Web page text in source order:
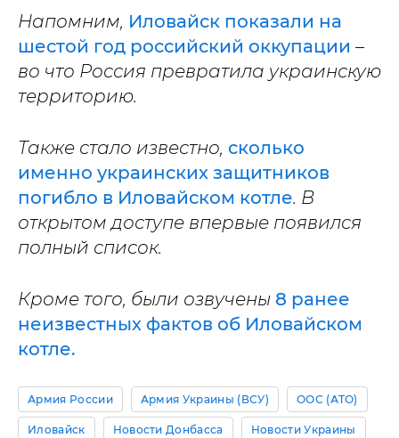
Напомним, Иловайск показали на
шестой год российский оккупации –
во что Россия превратила украинскую
территорию.
Также стало известно, сколько
именно украинских защитников
погибло в Иловайском котле. В
открытом доступе впервые появился
полный список.
Кроме того, были озвучены 8 ранее
неизвестных фактов об Иловайском
котле.
Армия России Армия Украины (ВСУ) ООС (АТО)
Иловайск Новости Донбасса Новости Украины